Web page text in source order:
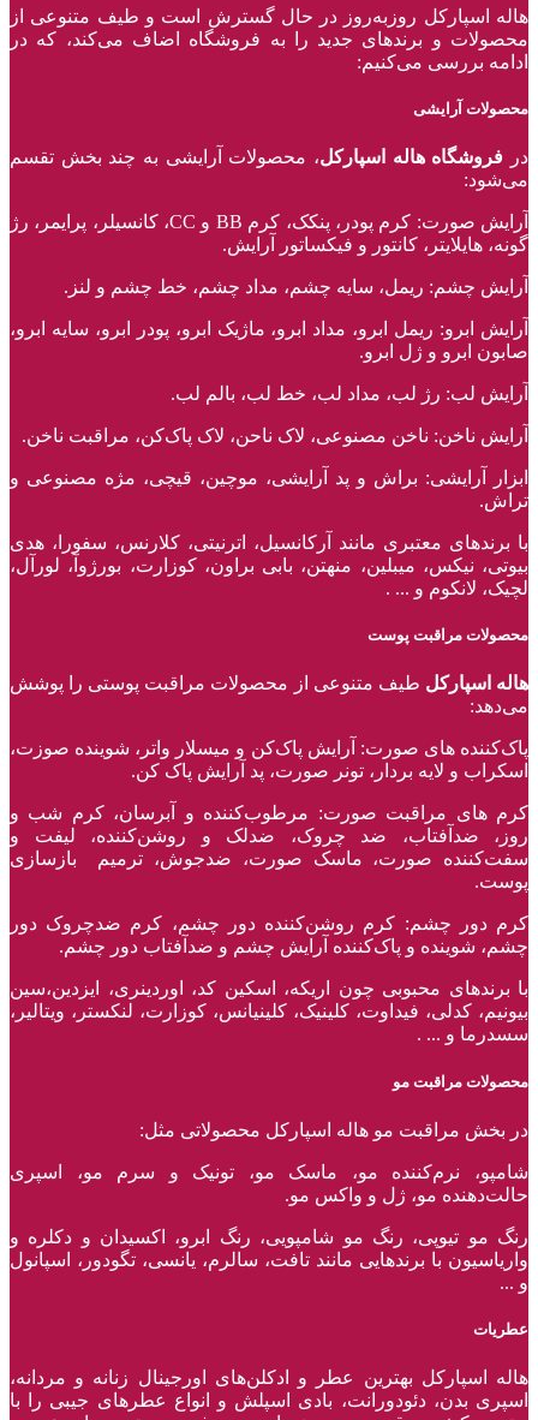
هاله اسپارکل روزبه‌روز در حال گسترش است و طیف متنوعی از
محصولات و برند‌های جدید را به فروشگاه اضاف می‌کند، که در
ادامه بررسی می‌کنیم:
محصولات آرایشی
در فروشگاه هاله اسپارکل، محصولات آرایشی به چند بخش تقسم
می‌شود:
آرایش صورت: کرم پودر، پنکک، کرم BB و CC، کانسیلر، پرایمر، رژ‌
گونه، هایلایتر، کانتور و فیکساتور آرایش.
آرایش چشم: ریمل، سایه چشم، مداد چشم، خط چشم و لنز.
آرایش ابرو: ریمل ابرو، مداد ابرو، ماژیک ابرو، پودر ابرو، سایه ابرو،
صابون ابرو و ژل ابرو.
آرایش لب: رژ لب، مداد لب، خط لب، بالم لب.
آرایش ناخن: ناخن مصنوعی، لاک ناحن، لاک پاک‌کن، مراقبت ناخن.
ابزار آرایشی: براش و پد آرایشی، موچین، قیچی، مژه مصنوعی و
تراش.
با برند‌های معتبری مانند آرکانسیل، اترنیتی، کلارنس، سفورا، هدی
بیوتی، نیکس، میبلین، منهتن، بابی براون، کوزارت، بورژوآ، لورآل،
لچیک، لانکوم و ... .
محصولات مراقبت پوست
هاله اسپارکل طیف متنوعی از محصولات مراقبت پوستی را پوشش
می‌دهد:
پاک‌کننده ‌های صورت: آرایش پاک‌کن و میسلار واتر، شوینده صوزت،
اسکراب و لایه بردار، تونر صورت، پد آرایش پاک کن.
کرم های مراقبت صورت: مرطوب‌کننده و آبرسان، کرم شب و
روز، ضدآفتاب، ضد چروک، ضدلک و روشن‌کننده، لیفت و
سفت‌کننده صورت، ماسک صورت، ضدجوش، ترمیم بازسازی
پوست.
کرم دور چشم: کرم روشن‌کننده دور چشم، کرم ضدچروک دور
چشم، شوینده و پاک‌کننده آرایش چشم و ضدآفتاب دور چشم.
با برند‌های محبوبی چون اریکه، اسکین کد، اوردینری، ایزدین،سین
بیونیم، کدلی، فیداوت، کلینیک، کلینیانس، کوزارت، لنکستر، ویتالیر،
سسدرما و ... .
محصولات مراقبت مو
در بخش مراقبت مو هاله اسپارکل محصولاتی مثل:
شامپو، نرم‌کننده مو، ماسک مو، تونیک و سرم مو، اسپری
حالت‌دهنده مو، ژل و واکس مو.
رنگ مو تیوپی، رنگ مو شامپویی، رنگ ابرو، اکسیدان و دکلره و
واریاسیون با برند‌هایی مانند تافت، سالرم، یانسی، تگودور، اسپانول
و ...
عطریات
هاله اسپارکل بهترین عطر و ادکلن‌های اورجینال زنانه و مردانه،
اسپری بدن، دئودورانت، بادی اسپلش و انواع عطر‌های جیبی را با